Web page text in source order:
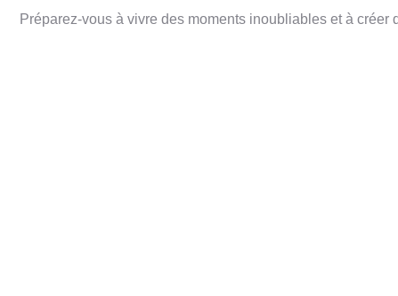
Préparez-vous à vivre des moments inoubliables et à